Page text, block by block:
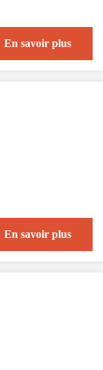
En savoir plus
En savoir plus